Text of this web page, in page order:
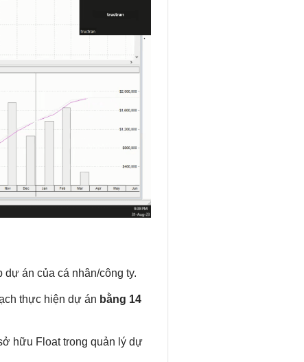
án của cá nhân/công ty.
thực hiện dự án bằng 14
hữu Float trong quản lý dự